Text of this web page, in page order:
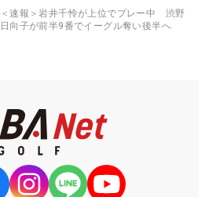
＜速報＞岩井千怜が上位でプレー中 渋野
日向子が前半9番でイーグル奪い後半へ